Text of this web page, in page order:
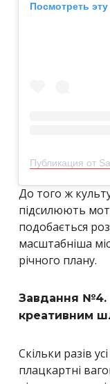
Посмотреть
До того ж
підсилюють
подобається
масштабніша
річного плану.
Завдання №4.
креативним
Скільки разів
плацкартні